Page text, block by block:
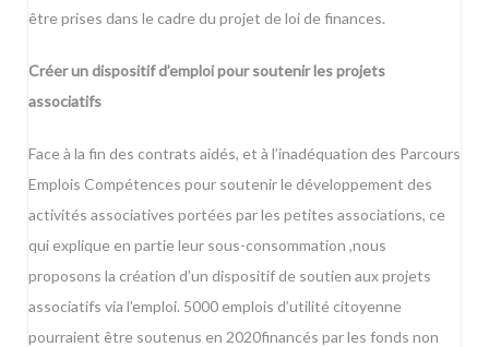
être prises dans le cadre du projet de loi de finances.
Créer un dispositif d’emploi pour soutenir les projets
associatifs
Face à la fin des contrats aidés, et à l’inadéquation des Parcours
Emplois Compétences pour soutenir le développement des
activités associatives portées par les petites associations, ce
qui explique en partie leur sous-consommation ,nous
proposons la création d’un dispositif de soutien aux projets
associatifs via l’emploi. 5000 emplois d’utilité citoyenne
pourraient être soutenus en 2020financés par les fonds non